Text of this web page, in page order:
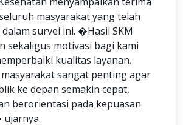
masyarakat yang telah
survei ini. �Hasil SKM
sekaligus motivasi bagi kami
kualitas layanan.
sangat penting agar
ke depan semakin cepat,
berorientasi pada kepuasan